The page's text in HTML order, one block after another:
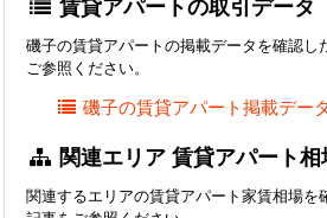
賃貸アパートの取引データ
磯子の賃貸アパートの掲載データを確認し
ご参照ください。
磯子の賃貸アパート掲載デー
関連エリア 賃貸アパート
関連するエリアの賃貸アパート家賃相場を